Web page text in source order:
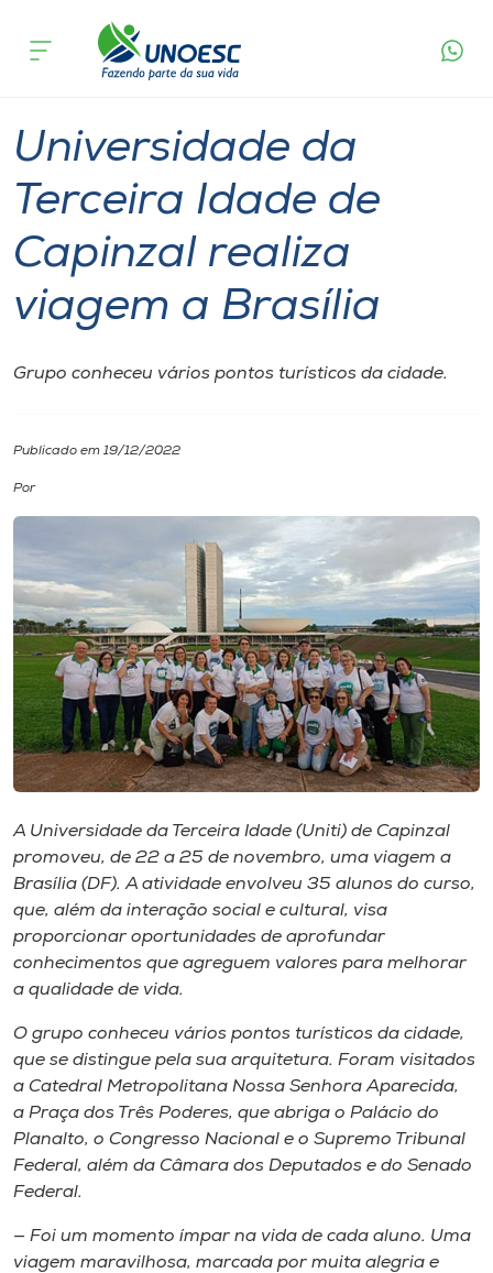
Cursos
Pesquisa
Atendimento ao Estudante
Portal de Ensino
A
Internacionalização
I.nova
Diplomados
Cultura
CPA
Editora
Rádio
Museu
Unoesc
Store
Selecione
acontece
Notícia de evento
Universidade da
Terceira Idade de
Capinzal realiza
viagem a Brasília
Grupo conheceu vários pontos turísticos da cidade.
Publicado em 19/12/2022
Por
A Universidade da Terceira Idade (Uniti) de Capinzal
promoveu, de 22 a 25 de novembro, uma viagem a
Brasília (DF). A atividade envolveu 35 alunos do curso,
que, além da interação social e cultural, visa
proporcionar oportunidades de aprofundar
conhecimentos que agreguem valores para melhorar
a qualidade de vida.
O grupo conheceu vários pontos turísticos da cidade,
que se distingue pela sua arquitetura. Foram visitados
a Catedral Metropolitana Nossa Senhora Aparecida,
a Praça dos Três Poderes, que abriga o Palácio do
Planalto, o Congresso Nacional e o Supremo Tribunal
Federal, além da Câmara dos Deputados e do Senado
Federal.
— Foi um momento ímpar na vida de cada aluno. Uma
viagem maravilhosa, marcada por muita alegria e